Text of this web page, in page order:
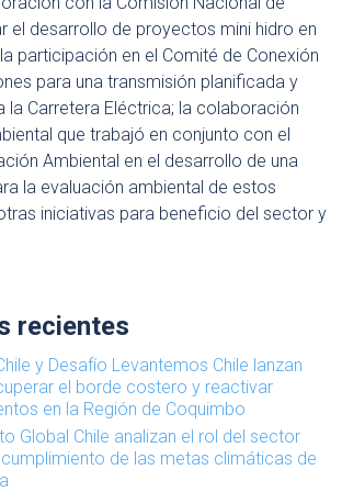
el desarrollo de proyectos mini hidro en
participación en el Comité de Conexión
para una transmisión planificada y
la Carretera Eléctrica; la colaboración
que trabajó en conjunto con el
Ambiental en el desarrollo de una
la evaluación ambiental de estos
iniciativas para beneficio del sector y
recientes
y Desafío Levantemos Chile lanzan
el borde costero y reactivar
en la Región de Coquimbo
Global Chile analizan el rol del sector
cumplimiento de las metas climáticas de